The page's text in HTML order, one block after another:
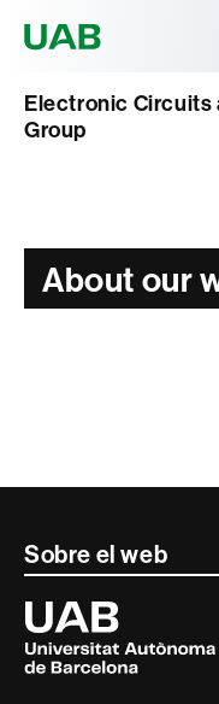
Electronic Circuits
Group
About our
Contacte
informació
legal
Sobre el web
Universitat
Autònoma
de
Barcelona